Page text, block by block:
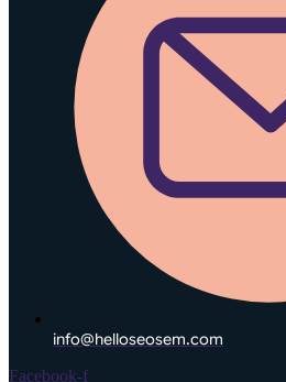
info@helloseosem.com
Facebook-f